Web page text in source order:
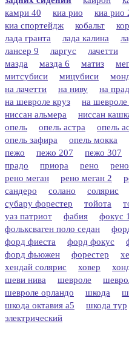
камри 40
киа рио киа рио
киа спортейдж
кобальт
лада гранта
лада калина
лансер 9
ларгус лачетти
мазда
мазда 6 матиз
митсубиси
мицубиси
на лачетти
на ниву на
на шевроле круз
на шевроле
ниссан альмера
ниссан
опель
опель астра опель
опель зафира
опель мокка
пежо
пежо 207 пежо 307
прадо
приора рено
рено меган
рено меган 2
сандеро
солано солярис
субару форестер
тойота
уаз патриот
фабия фокус 1
фольксваген поло седан
форд фиеста
форд фокус
форд фьюжен
форестер
хендай солярис
ховер
шеви нива
шевроле
шевроле орландо
шкода
шкода октавия а5
шкода тур
электрический